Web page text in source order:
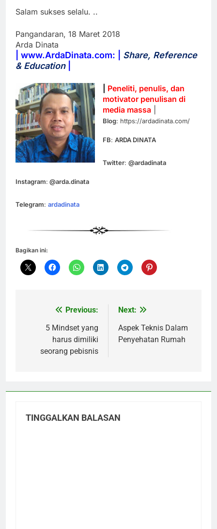
Salam sukses selalu. ..
Pangandaran, 18 Maret 2018
Arda Dinata
| www.ArdaDinata.com: | Share, Reference
& Education|
Peneliti, penulis, dan
motivator penulisan di
media massa
Blog: https://ardadinata.com/
FB: ARDA DINATA
Twitter: @ardadinata
Instagram: @arda.dinata
Telegram: ardadinata
Bagikan ini:
NavigasiPrevious:
5 Mindset yang
harus dimiliki
seorang pebisnis
Next:
Aspek Teknis Dalam
Penyehatan Rumah
TINGGALKAN BALASAN